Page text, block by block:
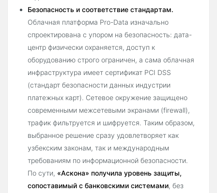
Безопасность и соответствие стандартам.
Облачная платформа Pro-Data изначально
спроектирована с упором на безопасность: дата-
центр физически охраняется, доступ к
оборудованию строго ограничен, а сама облачная
инфраструктура имеет сертификат PCI DSS
(стандарт безопасности данных индустрии
платежных карт). Сетевое окружение защищено
современными межсетевыми экранами (firewall),
трафик фильтруется и шифруется. Таким образом,
выбранное решение сразу удовлетворяет как
узбекским законам, так и международным
требованиям по информационной безопасности.
По сути, «Аскона» получила уровень защиты,
сопоставимый с банковскими системами, без